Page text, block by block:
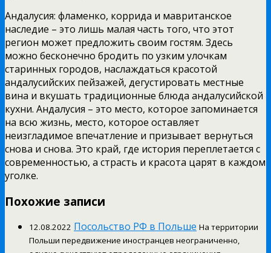
Андалусия: фламенко, коррида и мавританское
наследие – это лишь малая часть того, что этот
регион может предложить своим гостям. Здесь
можно бесконечно бродить по узким улочкам
старинных городов, наслаждаться красотой
андалусийских пейзажей, дегустировать местные
вина и вкушать традиционные блюда андалусийской
кухни. Андалусия – это место, которое запоминается
на всю жизнь, место, которое оставляет
неизгладимое впечатление и призывает вернуться
снова и снова. Это край, где история переплетается с
современностью, а страсть и красота царят в каждом
уголке.
Похожие записи
12.08.2022 Посольство РФ в Польше На территории
Польши передвижение иностранцев неограниченно,